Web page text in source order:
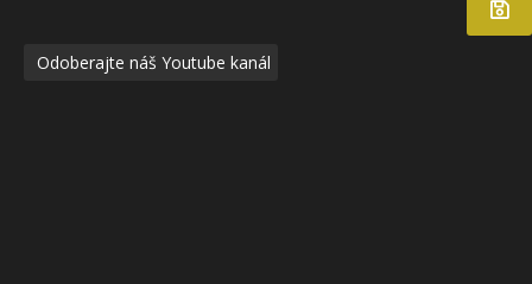
Odoberajte náš Youtube kanál